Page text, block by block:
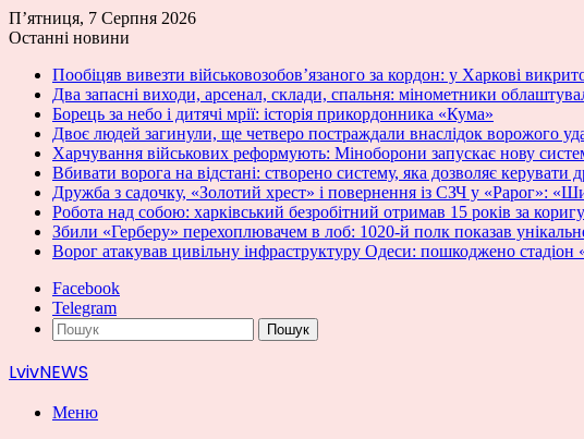
П’ятниця, 7 Серпня 2026
Останні новини
Пообіцяв вивезти військовозобов’язаного за кордон: у Харкові
Два запасні виходи, арсенал, склади, спальня: мінометники
Борець за небо і дитячі мрії: історія прикордонника «Кума»
Двоє людей загинули, ще четверо постраждали внаслідок ворожого
Харчування військових реформують: Міноборони запускає нову
Вбивати ворога на відстані: створено систему, яка дозволяє керувати
Дружба з садочку, «Золотий хрест» і повернення із СЗЧ у «Рарог»:
Робота над собою: харківський безробітний отримав 15 років за
Збили «Герберу» перехоплювачем в лоб: 1020-й полк показав
Ворог атакував цивільну інфраструктуру Одеси: пошкоджено стадіон
Facebook
Telegram
Пошук
LvivNEWS
Меню